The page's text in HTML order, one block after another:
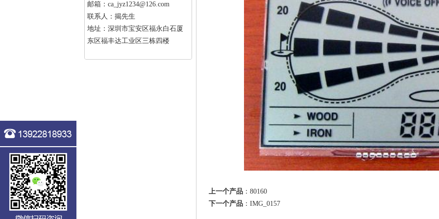
上一个产品 ： 80160
下一个产品 ： IMG_0157
邮箱：ca_jyz1234@126.com
联系人：揭先生
地址：深圳市宝安区福永白石厦
东区福丰达工业区三栋四楼